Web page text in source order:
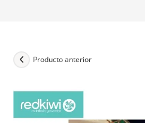
Producto anterior